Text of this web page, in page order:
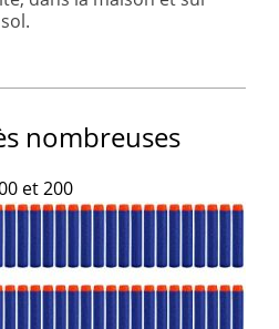
nombreuses
et 200